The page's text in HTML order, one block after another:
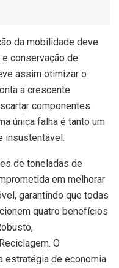
da mobilidade deve
conservação de
assim otimizar o
a crescente
componentes
única falha é tanto um
insustentável.
de toneladas de
em melhorar
garantindo que todas
quatro benefícios
O
estratégia de economia